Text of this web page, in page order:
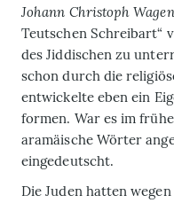
Johann Christoph
Teutschen Schreibart“
des Jiddischen zu
schon durch die
entwickelte eben ein
formen. War es im
aramäische Wörter
eingedeutscht.
Die Juden hatten